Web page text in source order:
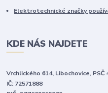
Elektrotechnické značky
KDE NÁS NAJDETE
Vrchlického 614, Libochovice, PSČ
IČ: 72571888